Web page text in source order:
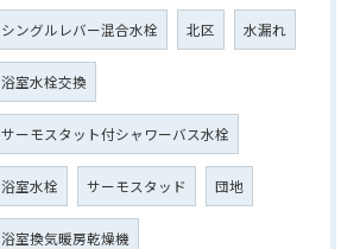
シングルレバー混合水栓 北区 水漏れ
浴室水栓交換
サーモスタット付シャワーバス水栓
浴室水栓 サーモスタッド 団地
浴室換気暖房乾燥機